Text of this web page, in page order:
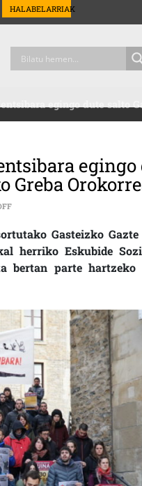
HALABELARRIAK
egingo dute salto
Greba
ON LAN, BIZI ETA PENTSIO
Gasteizko
herriko Eskubide
bertan parte